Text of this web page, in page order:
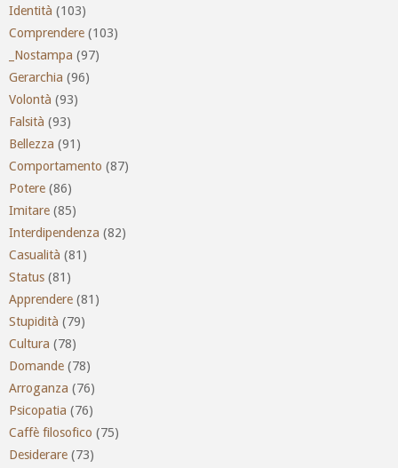
Identità (103)
Comprendere (103)
_Nostampa (97)
Gerarchia (96)
Volontà (93)
Falsità (93)
Bellezza (91)
Comportamento (87)
Potere (86)
Imitare (85)
Interdipendenza (82)
Casualità (81)
Status (81)
Apprendere (81)
Stupidità (79)
Cultura (78)
Domande (78)
Arroganza (76)
Psicopatia (76)
Caffè filosofico (75)
Desiderare (73)